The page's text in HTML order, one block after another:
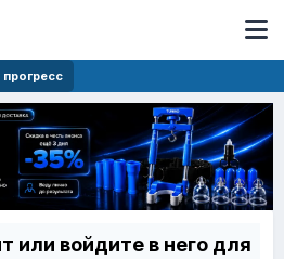
или войдите в него для